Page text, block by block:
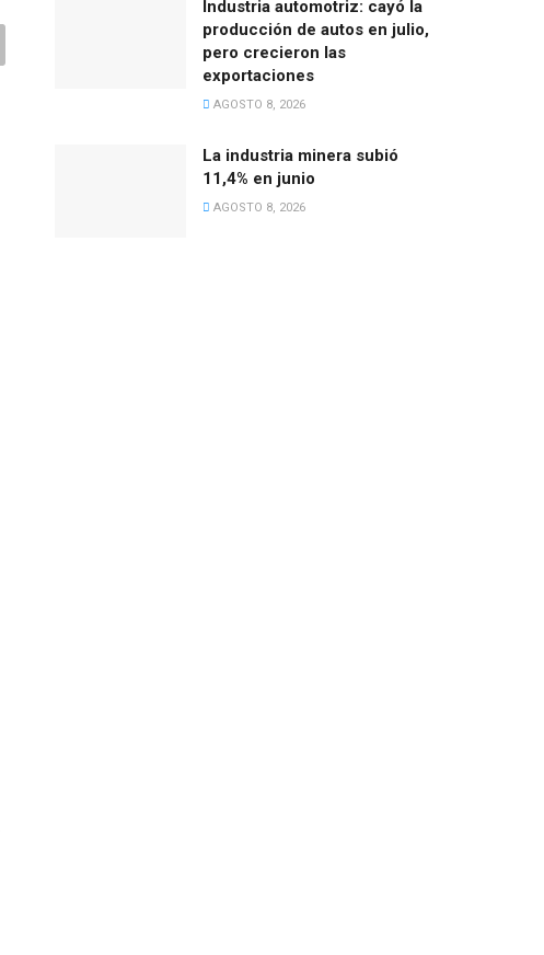
Industria automotriz: cayó la
producción de autos en julio,
pero crecieron las
exportaciones
AGOSTO 8, 2026
La industria minera subió
11,4% en junio
AGOSTO 8, 2026